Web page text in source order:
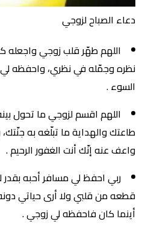
دعاء الصباح لزوجي
اللهم طهّر قلب زوجي واجعله
نظره وجمّله في نظري، واحفظه
السوء .
اللهم اقسم لزوجي ما تحول
طاعتك والهداية ما تبلّغه به
واعف عنه إنّك أنت الغفور الرحيم .
ربي احفظ لي مسافر أحبه بقدر
قطعه من قلبي ولا أرى حياتي
أينما كان فاحفظه لي زوجي .